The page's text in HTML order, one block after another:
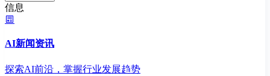
信息
AI新闻资讯
探索AI前沿，掌握行业发展趋势